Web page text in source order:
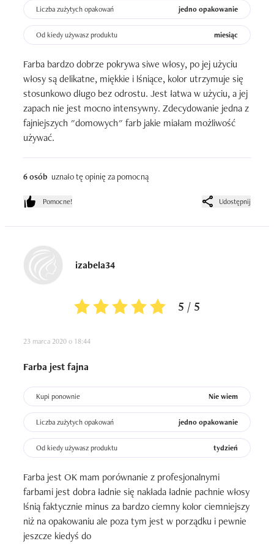
Liczba zużytych opakowań jedno opakowanie
Od kiedy używasz produktu miesiąc
Farba bardzo dobrze pokrywa siwe włosy, po jej użyciu
włosy są delikatne, miękkie i lśniące, kolor utrzymuje się
stosunkowo długo bez odrostu. Jest łatwa w użyciu, a jej
zapach nie jest mocno intensywny. Zdecydowanie jedna z
fajniejszych "domowych" farb jakie miałam możliwość
używać.
6 osób uznało tę opinię za pomocną
Pomocne! Udostępnij
izabela34
5 / 5
23 marca 2020 o 18:44
Farba jest fajna
Kupi ponownie Nie wiem
Liczba zużytych opakowań jedno opakowanie
Od kiedy używasz produktu tydzień
Farba jest OK mam porównanie z profesjonalnymi
farbami jest dobra ładnie się nakłada ładnie pachnie włosy
lśnią faktycznie minus za bardzo ciemny kolor ciemniejszy
niż na opakowaniu ale poza tym jest w porządku i pewnie
jeszcze kiedyś do